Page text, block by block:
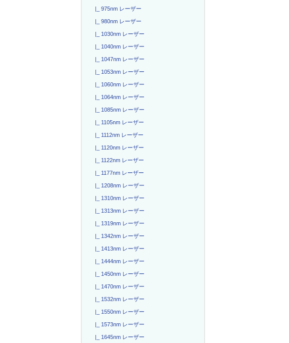
|_ 975nm レーザー
|_ 980nm レーザー
|_ 1030nm レーザー
|_ 1040nm レーザー
|_ 1047nm レーザー
|_ 1053nm レーザー
|_ 1060nm レーザー
|_ 1064nm レーザー
|_ 1085nm レーザー
|_ 1105nm レーザー
|_ 1112nm レーザー
|_ 1120nm レーザー
|_ 1122nm レーザー
|_ 1177nm レーザー
|_ 1208nm レーザー
|_ 1310nm レーザー
|_ 1313nm レーザー
|_ 1319nm レーザー
|_ 1342nm レーザー
|_ 1413nm レーザー
|_ 1444nm レーザー
|_ 1450nm レーザー
|_ 1470nm レーザー
|_ 1532nm レーザー
|_ 1550nm レーザー
|_ 1573nm レーザー
|_ 1645nm レーザー